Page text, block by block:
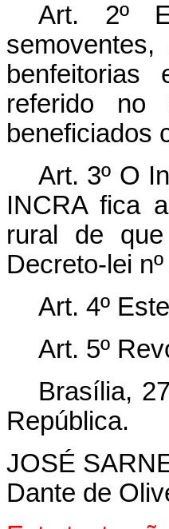
Art. 2º
referido no
beneficiados
Art. 3º O
INCRA fica
rural de
Decreto-lei
Art. 4º
Art. 5º
Brasília,
República.
JOSÉ
Dante de